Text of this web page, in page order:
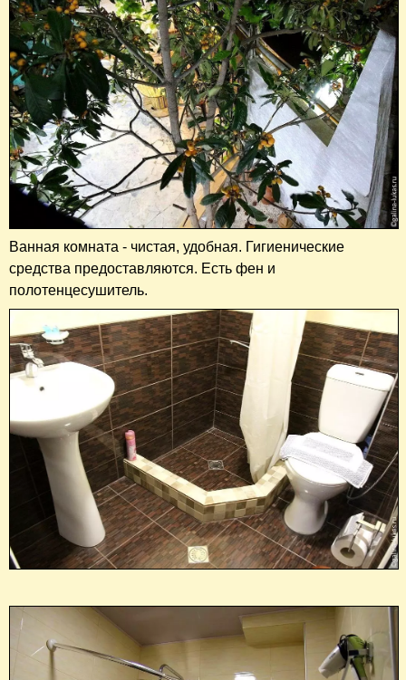
Ванная комната - чистая, удобная. Гигиенические
средства предоставляются. Есть фен и
полотенцесушитель.